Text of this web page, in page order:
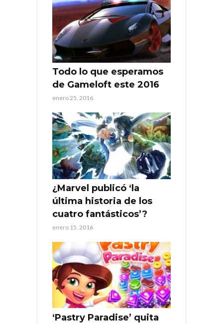
Todo lo que esperamos
de Gameloft este 2016
enero 25, 2016
¿Marvel publicó ‘la
última historia de los
cuatro fantásticos’?
enero 15, 2016
‘Pastry Paradise’ quita